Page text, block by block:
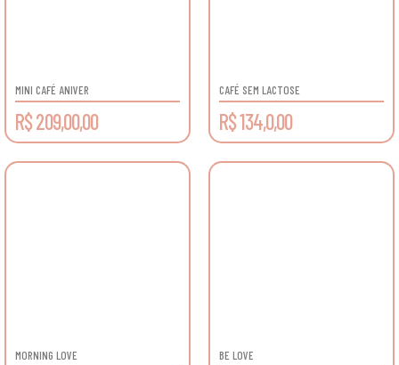
MINI CAFÉ ANIVER
R$ 209,00,00
CAFÉ SEM LACTOSE
R$ 134,0,00
MORNING LOVE BE LOVE